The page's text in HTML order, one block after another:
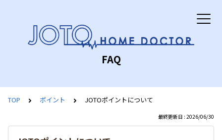
FAQ
TOP ポイント JOTOポイントについて
最終更新日 : 2026/06/30